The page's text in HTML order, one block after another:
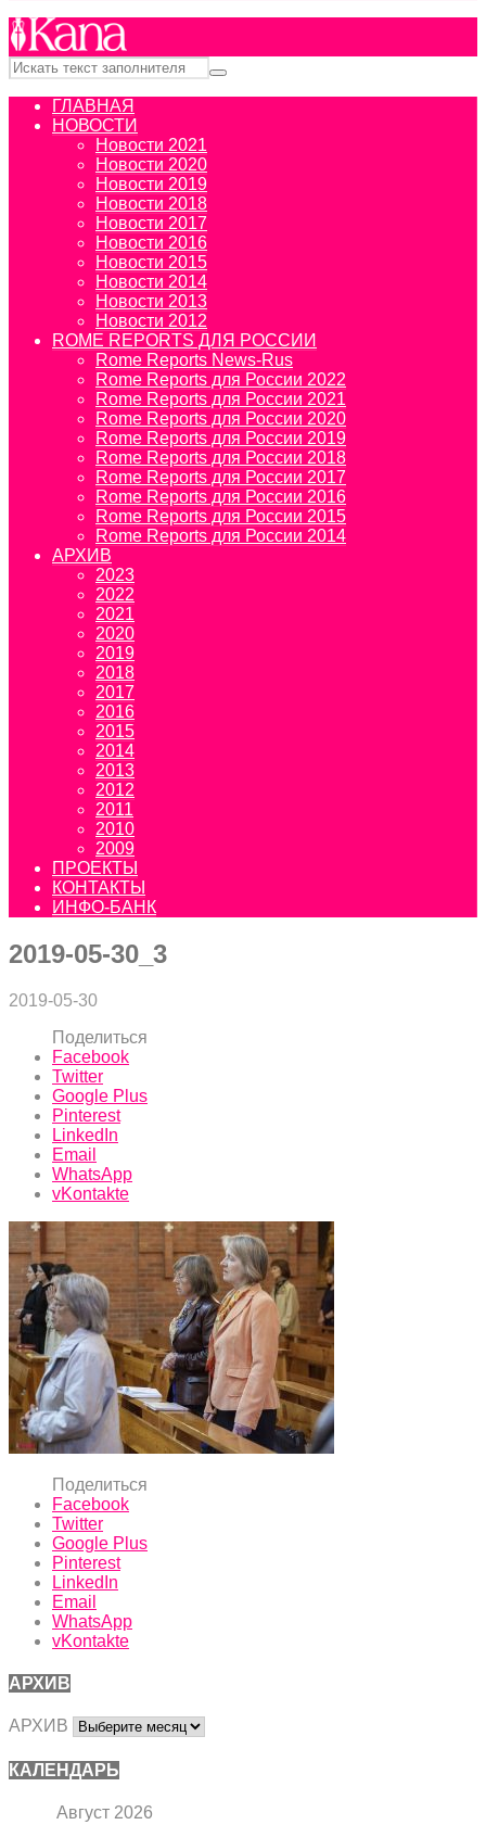
ГЛАВНАЯ
НОВОСТИ
Новости 2021
Новости 2020
Новости 2019
Новости 2018
Новости 2017
Новости 2016
Новости 2015
Новости 2014
Новости 2013
Новости 2012
ROME REPORTS ДЛЯ РОССИИ
Rome Reports News-Rus
Rome Reports для России 2022
Rome Reports для России 2021
Rome Reports для России 2020
Rome Reports для России 2019
Rome Reports для России 2018
Rome Reports для России 2017
Rome Reports для России 2016
Rome Reports для России 2015
Rome Reports для России 2014
АРХИВ
2023
2022
2021
2020
2019
2018
2017
2016
2015
2014
2013
2012
2011
2010
2009
ПРОЕКТЫ
КОНТАКТЫ
ИНФО-БАНК
2019-05-30_3
2019-05-30
Поделиться
Facebook
Twitter
Google Plus
Pinterest
LinkedIn
Email
WhatsApp
vKontakte
Поделиться
Facebook
Twitter
Google Plus
Pinterest
LinkedIn
Email
WhatsApp
vKontakte
АРХИВ
АРХИВ
КАЛЕНДАРЬ
Август 2026